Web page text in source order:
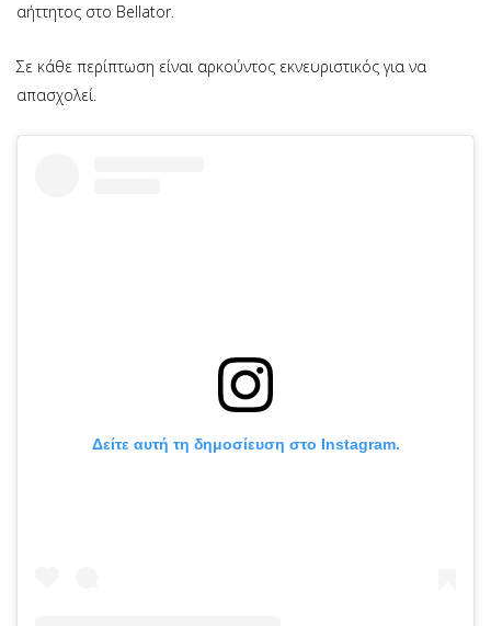
αήττητος στο Bellator.
Σε κάθε περίπτωση είναι αρκούντος εκνευριστικός για να
απασχολεί.
Δείτε αυτή τη δημοσίευση στο Instagram.